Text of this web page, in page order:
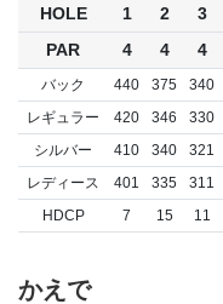
HOLE 1 2 3
PAR
4 4 4
バック 440 375 340
レギュラー
420 346 330
シルバー
410 340 321
レディース
401 335 311
HDCP
7 15 11
かえで